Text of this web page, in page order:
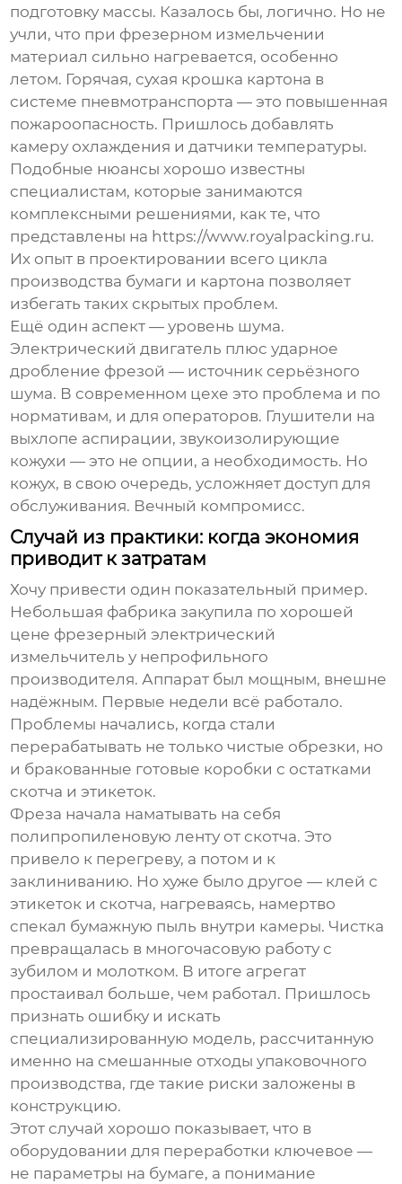
подготовку массы. Казалось бы, логично. Но не
учли, что при фрезерном измельчении
материал сильно нагревается, особенно
летом. Горячая, сухая крошка картона в
системе пневмотранспорта — это повышенная
пожароопасность. Пришлось добавлять
камеру охлаждения и датчики температуры.
Подобные нюансы хорошо известны
специалистам, которые занимаются
комплексными решениями, как те, что
представлены на https://www.royalpacking.ru.
Их опыт в проектировании всего цикла
производства бумаги и картона позволяет
избегать таких скрытых проблем.
Ещё один аспект — уровень шума.
Электрический двигатель плюс ударное
дробление фрезой — источник серьёзного
шума. В современном цехе это проблема и по
нормативам, и для операторов. Глушители на
выхлопе аспирации, звукоизолирующие
кожухи — это не опции, а необходимость. Но
кожух, в свою очередь, усложняет доступ для
обслуживания. Вечный компромисс.
Случай из практики: когда экономия
приводит к затратам
Хочу привести один показательный пример.
Небольшая фабрика закупила по хорошей
цене фрезерный электрический
измельчитель у непрофильного
производителя. Аппарат был мощным, внешне
надёжным. Первые недели всё работало.
Проблемы начались, когда стали
перерабатывать не только чистые обрезки, но
и бракованные готовые коробки с остатками
скотча и этикеток.
Фреза начала наматывать на себя
полипропиленовую ленту от скотча. Это
привело к перегреву, а потом и к
заклиниванию. Но хуже было другое — клей с
этикеток и скотча, нагреваясь, намертво
спекал бумажную пыль внутри камеры. Чистка
превращалась в многочасовую работу с
зубилом и молотком. В итоге агрегат
простаивал больше, чем работал. Пришлось
признать ошибку и искать
специализированную модель, рассчитанную
именно на смешанные отходы упаковочного
производства, где такие риски заложены в
конструкцию.
Этот случай хорошо показывает, что в
оборудовании для переработки ключевое —
не параметры на бумаге, а понимание